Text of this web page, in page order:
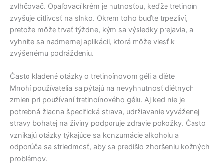
zvlhčovač. Opaľovací krém je nutnosťou, keďže tretinoín
zvyšuje citlivosť na slnko. Okrem toho buďte trpezliví,
pretože môže trvať týždne, kým sa výsledky prejavia, a
vyhnite sa nadmernej aplikácii, ktorá môže viesť k
zvýšenému podráždeniu.
Často kladené otázky o tretinoínovom géli a diéte
Mnohí používatelia sa pýtajú na nevyhnutnosť diétnych
zmien pri používaní tretinoínového gélu. Aj keď nie je
potrebná žiadna špecifická strava, udržiavanie vyváženej
stravy bohatej na živiny podporuje zdravie pokožky. Často
vznikajú otázky týkajúce sa konzumácie alkoholu a
odporúča sa striedmosť, aby sa predišlo zhoršeniu kožných
problémov.